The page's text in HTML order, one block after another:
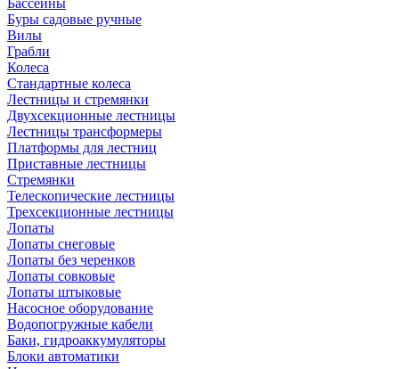
Бассейны
Буры садовые ручные
Вилы
Грабли
Колеса
Стандартные колеса
Лестницы и стремянки
Двухсекционные лестницы
Лестницы трансформеры
Платформы для лестниц
Приставные лестницы
Стремянки
Телескопические лестницы
Трехсекционные лестницы
Лопаты
Лопаты снеговые
Лопаты без черенков
Лопаты совковые
Лопаты штыковые
Насосное оборудование
Водопогружные кабели
Баки, гидроаккумуляторы
Блоки автоматики